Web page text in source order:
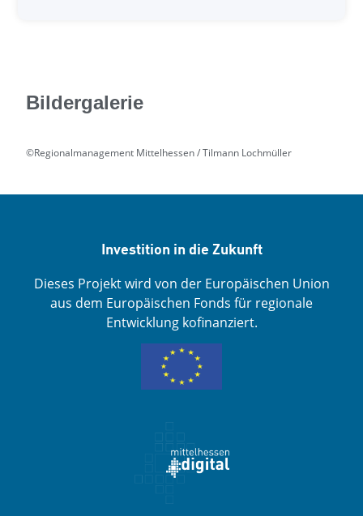
Bildergalerie
©Regionalmanagement Mittelhessen / Tilmann Lochmüller
Investition in die Zukunft
Dieses Projekt wird von der Europäischen Union
aus dem Europäischen Fonds für regionale
Entwicklung kofinanziert.